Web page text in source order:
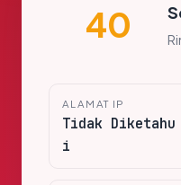
40
ALAMAT IP
Tidak Diketahu
i